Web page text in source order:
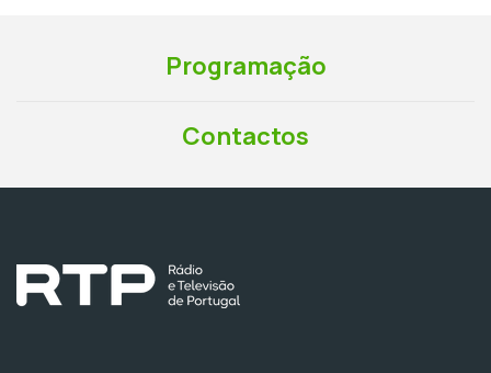
Programação
Contactos